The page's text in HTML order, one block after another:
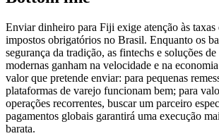
Enviar dinheiro para Fiji exige atenção às taxas
impostos obrigatórios no Brasil. Enquanto os
segurança da tradição, as fintechs e soluções
modernas ganham na velocidade e na
valor que pretende enviar: para pequenas
plataformas de varejo funcionam bem; para
operações recorrentes, buscar um parceiro
pagamentos globais garantirá uma execução
barata.